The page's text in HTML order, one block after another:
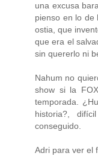
una excusa
pienso en lo de
ostia, que
que era el
sin quererlo ni
Nahum no
show si la
temporada.
historia?,
conseguido.
Adri para ver el